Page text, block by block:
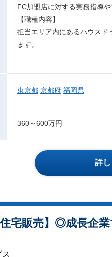
FC加盟店に対する実務指導
【職種内容】
担当エリア内にあるハウスド
ます。
東京都 京都府 福岡県
360～600万円
詳
住宅販売】◎成長企